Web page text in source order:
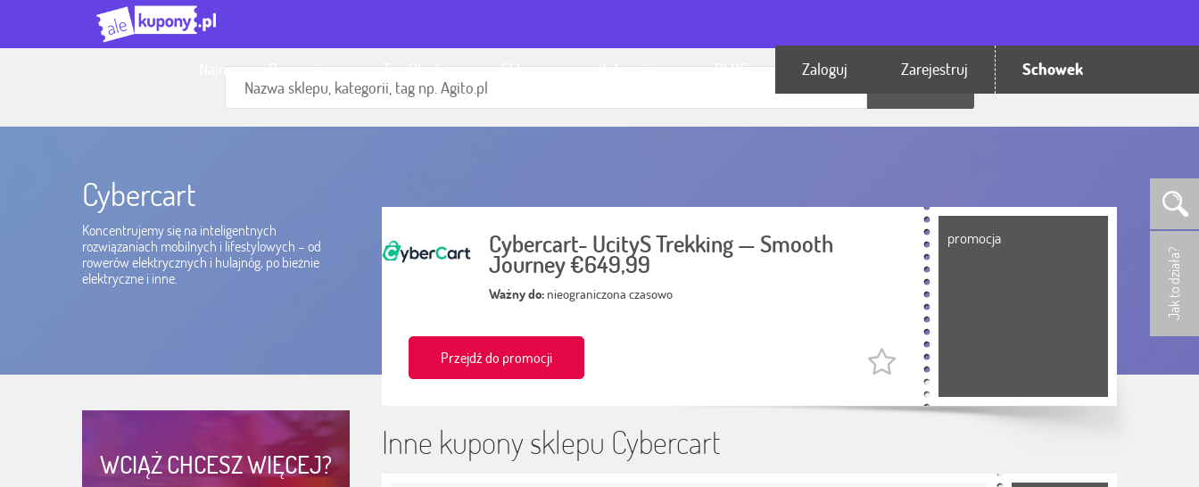
Najnowsze Promocje Top Oferty Sklepy Kategorie BLOG Zaloguj Zarejestruj Schowek
Jak to działa?
Cybercart- UcityS Trekking — Smooth
Journey €649,99
Ważny do: nieograniczona czasowo
Przejdź do promocji
promocja
Cybercart
Koncentrujemy się na inteligentnych
rozwiązaniach mobilnych i lifestylowych – od
rowerów elektrycznych i hulajnóg, po bieżnie
elektryczne i inne.
Inne kupony sklepu Cybercart
WCIĄŻ CHCESZ WIĘCEJ?